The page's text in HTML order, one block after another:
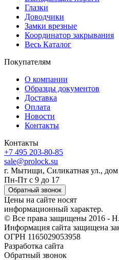
Глазки
Доводчики
Замки врезные
Координатор закрывания
Весь Каталог
Покупателям
О компании
Образцы документов
Доставка
Оплата
Новости
Контакты
Контакты
+7 495 203-80-85
sale@prolock.su
г. Мытищи, Силикатная ул., дом
Пн-Пт с 9 до 17
Обратный звонок
Цены на сайте носят
информационный характер.
© Все права защищены 2016
Информация сайта защищена
ОГРН 1165029053958
Разработка сайта
Обратный звонок